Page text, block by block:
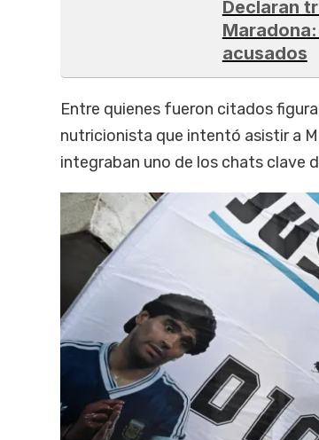
Declaran
acusados
Entre quienes fueron citados
nutricionista que intentó asistir a
integraban uno de los chats clave